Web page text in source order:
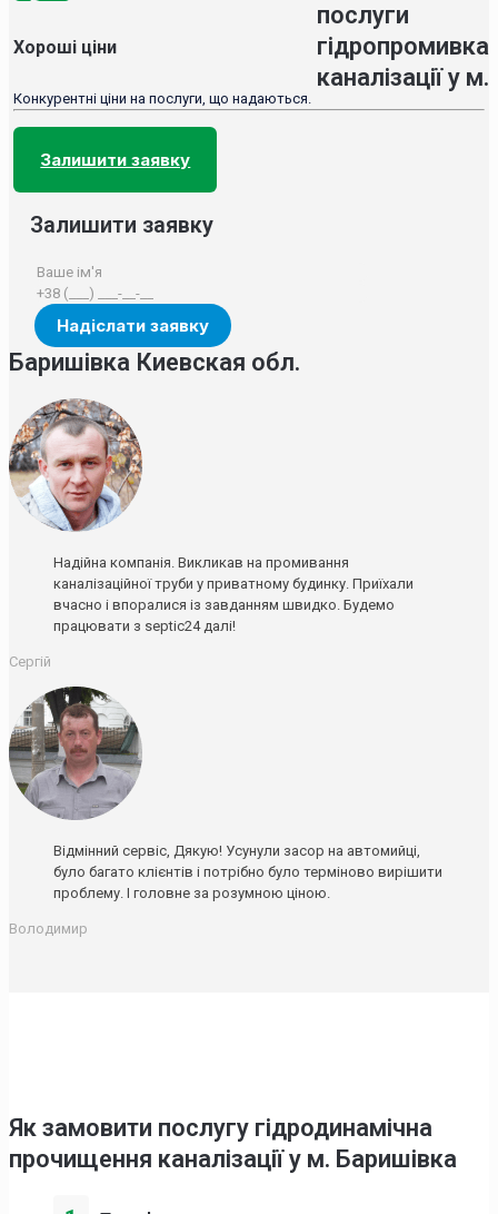
Хороші ціни
Конкурентні ціни на послуги, що надаються.
Залишити заявку
Залишити заявку
послуги
гідропромивка
каналізації у м.
Баришівка Киевская обл.
Надійна компанія. Викликав на промивання
каналізаційної труби у приватному будинку. Приїхали
вчасно і впоралися із завданням швидко. Будемо
працювати з septic24 далі!
Сергій
Відмінний сервіс, Дякую! Усунули засор на автомийці,
було багато клієнтів і потрібно було терміново вирішити
проблему. І головне за розумною ціною.
Володимир
Як замовити послугу гідродинамічна
прочищення каналізації у м. Баришівка